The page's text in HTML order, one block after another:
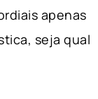
apenas
seja qual